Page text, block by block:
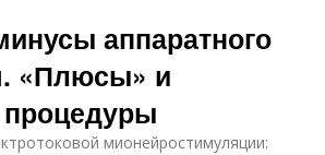
аппаратного
«Плюсы» и
мионейростимуляции: